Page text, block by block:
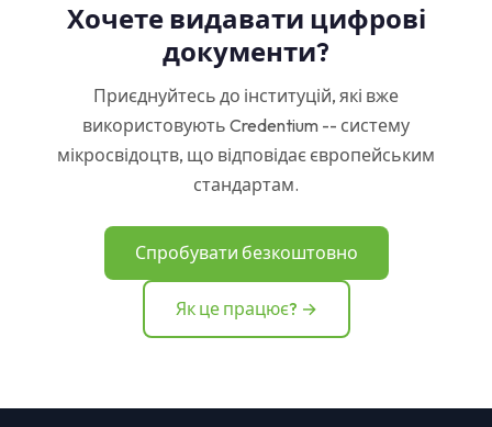
Хочете видавати цифрові
документи?
Приєднуйтесь до інституцій, які вже
використовують Credentium -- систему
мікросвідоцтв, що відповідає європейським
стандартам.
Спробувати безкоштовно
Як це працює? →